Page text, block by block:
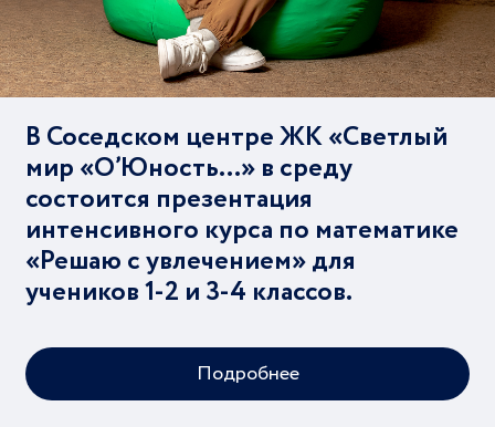
В Соседском центре ЖК «Светлый
мир «О’Юность…» в среду
состоится презентация
интенсивного курса по математике
«Решаю с увлечением» для
учеников 1-2 и 3-4 классов.
Подробнее